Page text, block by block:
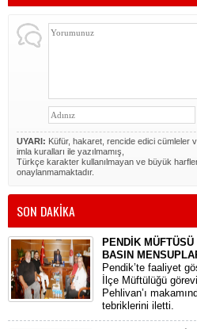
UYARI: Küfür, hakaret, rencide edici cümleler
imla kuralları ile yazılmamış,
Türkçe karakter kullanılmayan ve büyük
onaylanmamaktadır.
SON DAKİKA
PENDİK
BASIN
​Pendik’te faaliyet
İlçe Müftülüğü
Pehlivan’ı
tebriklerini iletti.